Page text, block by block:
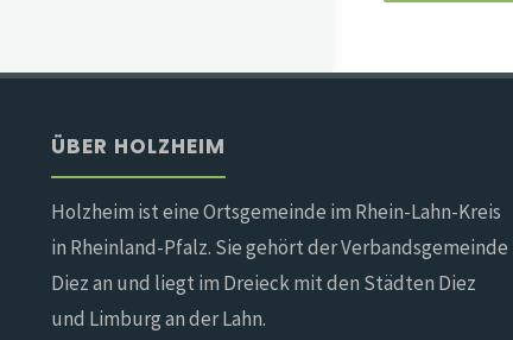
ÜBER HOLZHEIM
Holzheim ist eine Ortsgemeinde im Rhein-Lahn-Kreis
in Rheinland-Pfalz. Sie gehört der Verbandsgemeinde
Diez an und liegt im Dreieck mit den Städten Diez
und Limburg an der Lahn.